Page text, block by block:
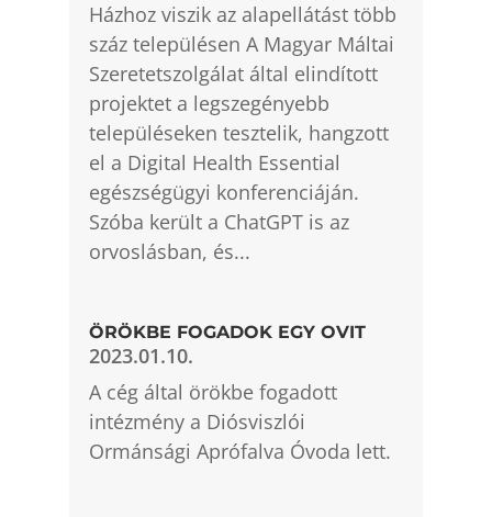
Házhoz viszik az alapellátást több
száz településen A Magyar Máltai
Szeretetszolgálat által elindított
projektet a legszegényebb
településeken tesztelik, hangzott
el a Digital Health Essential
egészségügyi konferenciáján.
Szóba került a ChatGPT is az
orvoslásban, és...
ÖRÖKBE FOGADOK EGY OVIT
2023.01.10.
A cég által örökbe fogadott
intézmény a Diósviszlói
Ormánsági Aprófalva Óvoda lett.